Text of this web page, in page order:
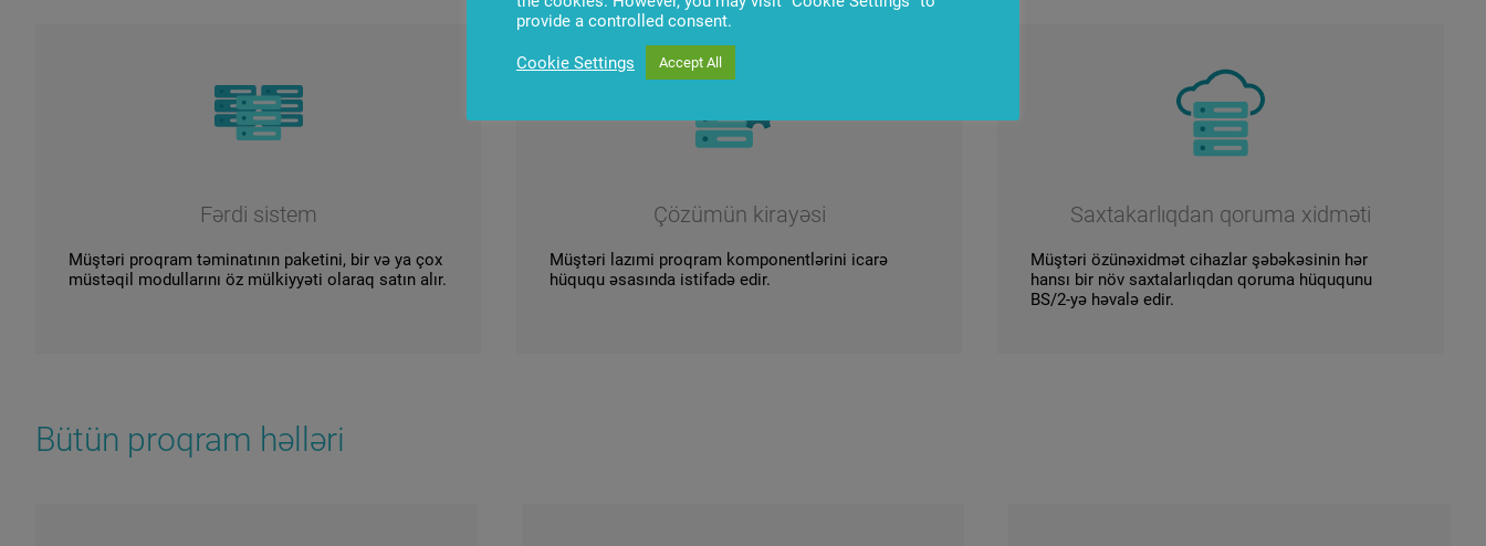
Fərdi sistem
Müştəri proqram təminatının paketini, bir və ya çox
müstəqil modullarını öz mülkiyyəti olaraq satın alır.
Çözümün kirayəsi
Müştəri lazımi proqram komponentlərini icarə
hüququ əsasında istifadə edir.
Saxtakarlıqdan qoruma xidməti
Müştəri özünəxidmət cihazlar şəbəkəsinin hər
hansı bir növ saxtalarlıqdan qoruma hüququnu
BS/2-yə həvalə edir.
Bütün proqram həlləri
provide a controlled consent.
Cookie Settings Accept All